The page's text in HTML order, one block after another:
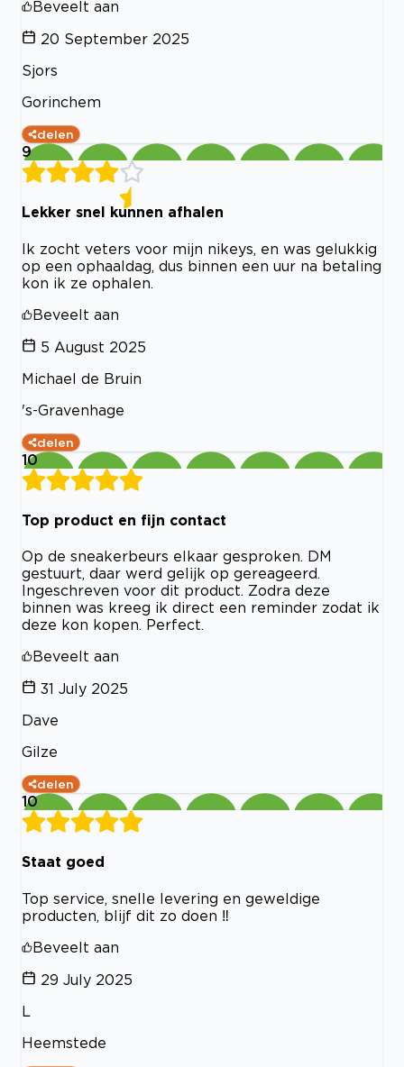
Beveelt aan
20 September 2025
Sjors
Gorinchem
delen
9
Lekker snel kunnen afhalen
Ik zocht veters voor mijn nikeys, en was gelukkig
op een ophaaldag, dus binnen een uur na betaling
kon ik ze ophalen.
Beveelt aan
5 August 2025
Michael de Bruin
's-Gravenhage
delen
10
Top product en fijn contact
Op de sneakerbeurs elkaar gesproken. DM
gestuurt, daar werd gelijk op gereageerd.
Ingeschreven voor dit product. Zodra deze
binnen was kreeg ik direct een reminder zodat ik
deze kon kopen. Perfect.
Beveelt aan
31 July 2025
Dave
Gilze
delen
10
Staat goed
Top service, snelle levering en geweldige
producten, blijf dit zo doen ‼️
Beveelt aan
29 July 2025
L
Heemstede